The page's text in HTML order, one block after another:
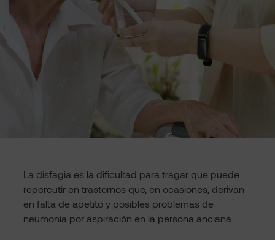
La disfagia es la dificultad para tragar que puede
repercutir en trastornos que, en ocasiones, derivan
en falta de apetito y posibles problemas de
neumonía por aspiración en la persona anciana.